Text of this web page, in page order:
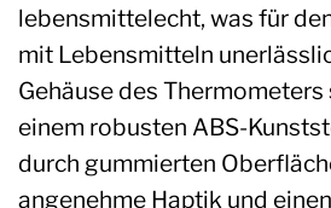
lebensmittelecht, was für
mit Lebensmitteln
Gehäuse des
einem robusten ABS-
durch gummierten
angenehme Haptik und